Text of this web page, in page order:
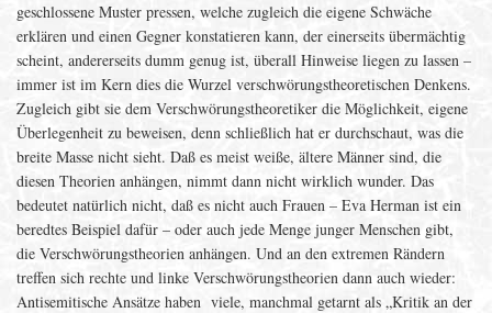
geschlossene Muster pressen, welche zugleich die eigene Schwäche
erklären und einen Gegner konstatieren kann, der einerseits übermächtig
scheint, andererseits dumm genug ist, überall Hinweise liegen zu lassen –
immer ist im Kern dies die Wurzel verschwörungstheoretischen Denkens.
Zugleich gibt sie dem Verschwörungstheoretiker die Möglichkeit, eigene
Überlegenheit zu beweisen, denn schließlich hat er durchschaut, was die
breite Masse nicht sieht. Daß es meist weiße, ältere Männer sind, die
diesen Theorien anhängen, nimmt dann nicht wirklich wunder. Das
bedeutet natürlich nicht, daß es nicht auch Frauen – Eva Herman ist ein
beredtes Beispiel dafür – oder auch jede Menge junger Menschen gibt,
die Verschwörungstheorien anhängen. Und an den extremen Rändern
treffen sich rechte und linke Verschwörungstheorien dann auch wieder:
Antisemitische Ansätze haben viele, manchmal getarnt als „Kritik an der